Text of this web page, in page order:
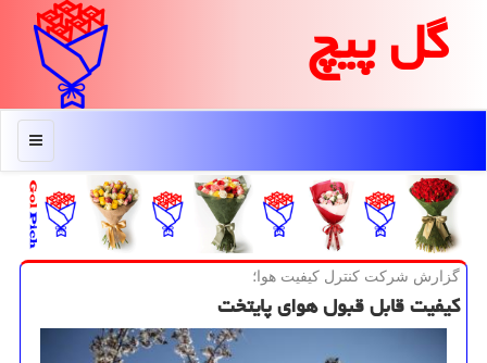
گل پیچ
منو
گزارش شركت كنترل كیفیت هوا؛
كیفیت قابل قبول هوای پایتخت